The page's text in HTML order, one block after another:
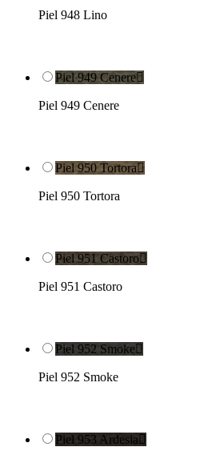
Piel 948 Lino
Piel 949 Cenere
Piel 949 Cenere
Piel 950 Tortora
Piel 950 Tortora
Piel 951 Castoro
Piel 951 Castoro
Piel 952 Smoke
Piel 952 Smoke
Piel 953 Ardesia